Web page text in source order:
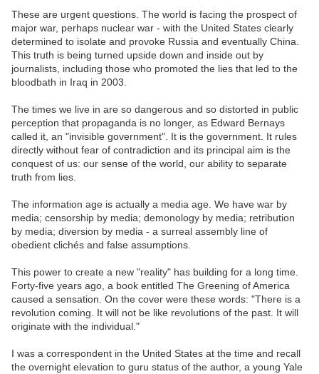
These are urgent questions. The world is facing the prospect of
major war, perhaps nuclear war - with the United States clearly
determined to isolate and provoke Russia and eventually China.
This truth is being turned upside down and inside out by
journalists, including those who promoted the lies that led to the
bloodbath in Iraq in 2003.
The times we live in are so dangerous and so distorted in public
perception that propaganda is no longer, as Edward Bernays
called it, an "invisible government". It is the government. It rules
directly without fear of contradiction and its principal aim is the
conquest of us: our sense of the world, our ability to separate
truth from lies.
The information age is actually a media age. We have war by
media; censorship by media; demonology by media; retribution
by media; diversion by media - a surreal assembly line of
obedient clichés and false assumptions.
This power to create a new "reality" has building for a long time.
Forty-five years ago, a book entitled The Greening of America
caused a sensation. On the cover were these words: "There is a
revolution coming. It will not be like revolutions of the past. It will
originate with the individual."
I was a correspondent in the United States at the time and recall
the overnight elevation to guru status of the author, a young Yale